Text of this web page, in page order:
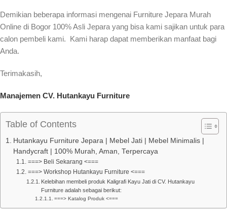
Demikian beberapa informasi mengenai Furniture Jepara Murah
Online di Bogor 100% Asli Jepara yang bisa kami sajikan untuk para
calon pembeli kami. Kami harap dapat memberikan manfaat bagi
Anda.
Terimakasih,
Manajemen CV. Hutankayu Furniture
Table of Contents
Hutankayu Furniture Jepara | Mebel Jati | Mebel Minimalis |
Handycraft | 100% Murah, Aman, Terpercaya
===> Beli Sekarang <===
===> Workshop Hutankayu Furniture <===
Kelebihan membeli produk Kaligrafi Kayu Jati di CV. Hutankayu
Furniture adalah sebagai berikut:
===> Katalog Produk <===